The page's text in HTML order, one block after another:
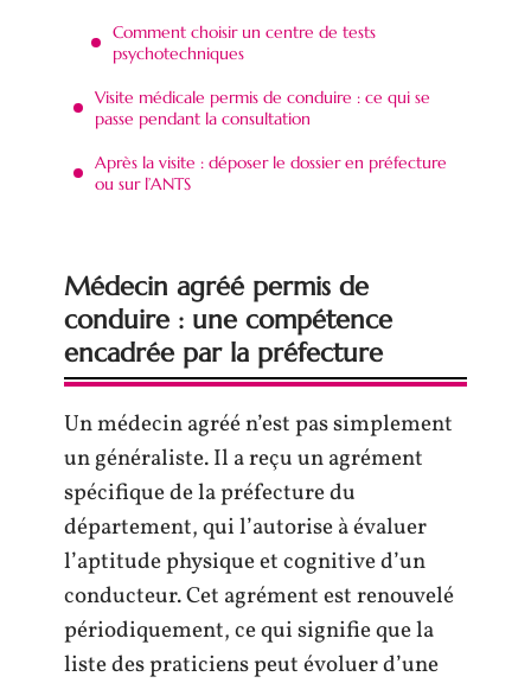
Comment choisir un centre de tests
psychotechniques
Visite médicale permis de conduire : ce qui se
passe pendant la consultation
Après la visite : déposer le dossier en préfecture
ou sur l’ANTS
Médecin agréé permis de
conduire : une compétence
encadrée par la préfecture
Un médecin agréé n’est pas simplement
un généraliste. Il a reçu un agrément
spécifique de la préfecture du
département, qui l’autorise à évaluer
l’aptitude physique et cognitive d’un
conducteur. Cet agrément est renouvelé
périodiquement, ce qui signifie que la
liste des praticiens peut évoluer d’une